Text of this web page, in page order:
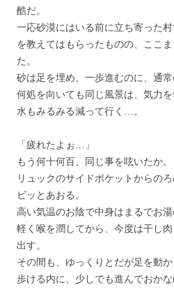
酷だ。
一応砂漠にはいる前に立ち寄った
を教えてはもらったものの、ここ
た。
砂は足を埋め、一歩進むのに、通常
何処を向いても同じ風景は、気力を
水もみるみる減って行く…。
「疲れたよぉ…」
もう何十何百、同じ事を呟いたか。
リュックのサイドポケットからの
ビッとあおる。
高い気温のお陰で中身はまるでお湯
軽く喉を潤してから、今度は干し
出す。
その間も、ゆっくりとだが足を動か
歩ける内に、少しでも進んでおかな